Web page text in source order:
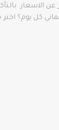
الاسعار.
كل يوم؟